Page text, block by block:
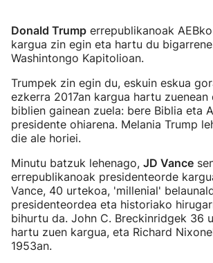
Donald Trump errepublikanoak
kargua zin egin eta hartu du
Washintongo Kapitolioan.
Trumpek zin egin du, eskuin eskua
ezkerra 2017an kargua hartu
biblien gainean zuela: bere Biblia eta
presidente ohiarena. Melania Trump
die ale horiei.
Minutu batzuk lehenago, JD Vance
errepublikanoak presidenteorde
Vance, 40 urtekoa, 'millenial'
presidenteordea eta historiako
bihurtu da. John C. Breckinridgek 36
hartu zuen kargua, eta Richard
1953an.